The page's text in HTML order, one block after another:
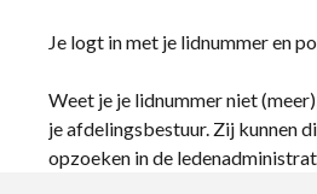
Je logt in met je lidnummer en
Weet je je lidnummer niet
je afdelingsbestuur. Zij kunnen
opzoeken in de